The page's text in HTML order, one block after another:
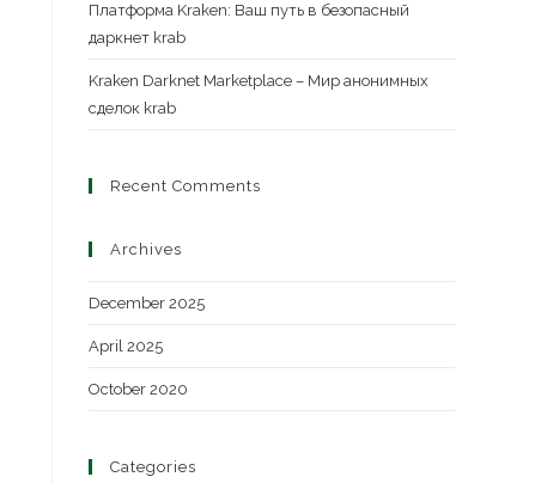
Платформа Kraken: Ваш путь в безопасный
даркнет krab
Kraken Darknet Marketplace – Мир анонимных
сделок krab
Recent Comments
Archives
December 2025
April 2025
October 2020
Categories